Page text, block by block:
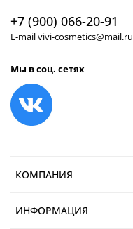
КОМПАНИЯ
ИНФОРМАЦИЯ
+7 (900) 066-20-91
E-mail vivi-cosmetics@mail.ru
Мы в соц. сетях